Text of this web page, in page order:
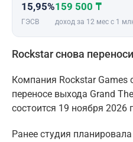
15,95%
ГЭСВ
159 500 ₸
доход за 12 мес с 1
Rockstar снова
Компания Rockstar
переносе выхода Grand
состоится 19 ноября 2026
Ранее студия